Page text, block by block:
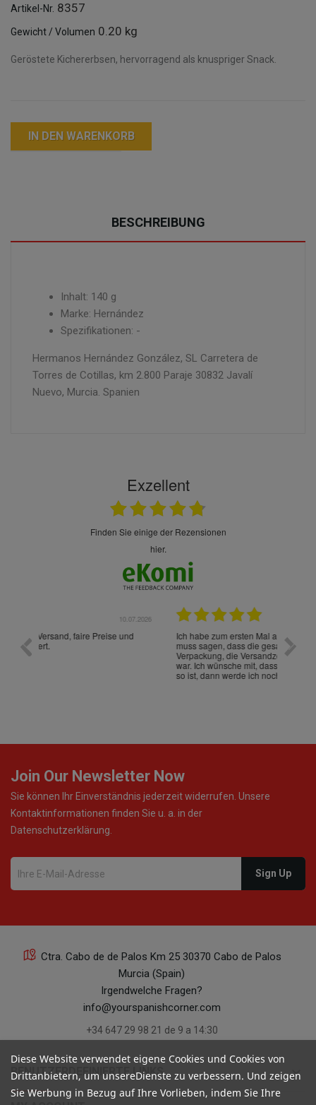
Artikel-Nr. 8357
Gewicht / Volumen 0.20 kg
Geröstete Kichererbsen, hervorragend als knuspriger Snack.
IN DEN WARENKORB
BESCHREIBUNG
Inhalt: 140 g
Marke: Hernández
Spezifikationen: -
Hermanos Hernández González, SL Carretera de
Torres de Cotillas, km 2.800 Paraje 30832 Javalí
Nuevo, Murcia. Spanien
Exzellent
finden Sie einige der Rezensionen
hier.
28.05.2026
Ich habe zum ersten Mal aus Deutschland bestellt und
muss sagen, dass die gesamte Abwicklung, die
Verpackung, die Versandzeit, einfach alles "excelente"
war. Ich wünsche mit, dass es auch beim nächsten Mal
so ist, dann werde ich noch oft bestellen! ¡Viva España!
Die
gut
ist
Join Our Newsletter Now
Sie können Ihr Einverständnis jederzeit widerrufen. Unsere
Kontaktinformationen finden Sie u. a. in der
Datenschutzerklärung.
Ctra. Cabo de de Palos Km 25 30370 Cabo de Palos
Murcia (Spain)
Irgendwelche Fragen?
info@yourspanishcorner.com
+34 647 29 98 21 de 9 a 14:30
BENUTZERDEFINIERTE LINKS keyboard_arrow_down
Diese Website verwendet eigene Cookies und Cookies von
Drittanbietern, um unsereDienste zu verbessern. Und zeigen
Sie Werbung in Bezug auf Ihre Vorlieben, indem Sie Ihre